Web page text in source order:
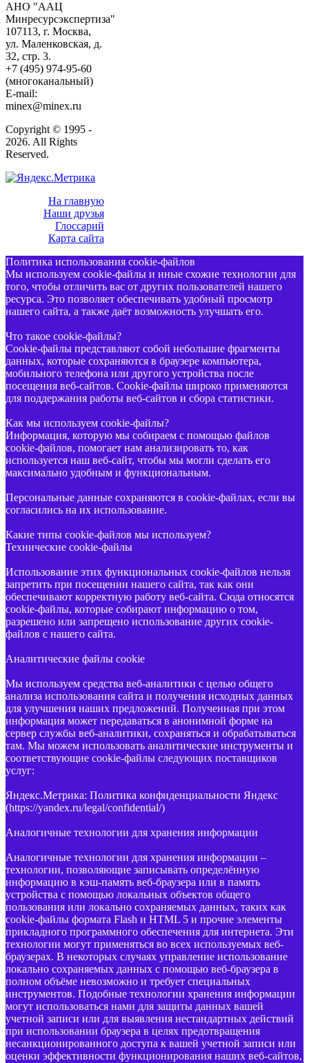
АНО "ААЦ
Минресурсэкспертиза"
107113, г. Москва,
ул. Маленковская, д.
32, стр. 3.
+7 (495) 974-95-60
(многоканальный)
E-mail:
minex@minex.ru
Copyright © 1995 -
2026. All Rights
Reserved.
На главную
Наши друзья
Глоссарий
Карта сайта
Политика использования cookie-файлов
Мы используем cookie-файлы и иные схожие технологии для
того, чтобы отличить вас от других пользователей нашего
ресурса. Это позволяет обеспечивать удобный просмотр
нашего сайта, а также даёт возможность улучшать его.
Что такое cookie-файлы?
Cookie-файлы представляют собой небольшие фрагменты
данных, которые сохраняются в браузере компьютера,
мобильного телефона или другого устройства после
посещения веб-сайтов. Cookie-файлы широко применяются
для поддержания работы веб-сайтов и сбора статистики.
Как мы используем cookie-файлы?
Информация, которую мы собираем с помощью файлов
cookie-файлов, помогает нам анализировать то, как
используется наш веб-сайт, чтобы мы могли сделать его
максимально удобным и функциональным.
Персональные данные сохраняются в cookie-файлах, если вы
согласились на их использование.
Какие типы cookie-файлов мы используем?
Технические cookie-файлы
Использование этих функциональных cookie-файлов нельзя
запретить при посещении нашего сайта, так как они
обеспечивают корректную работу веб-сайта. Сюда относятся
cookie-файлы, которые собирают информацию о том,
разрешено или запрещено использование других cookie-
файлов с нашего сайта.
Аналитические файлы cookie
Мы используем средства веб-аналитики с целью общего
анализа использования сайта и получения исходных данных
для улучшения наших предложений. Полученная при этом
информация может передаваться в анонимной форме на
сервер службы веб-аналитики, сохраняться и обрабатываться
там. Мы можем использовать аналитические инструменты и
соответствующие cookie-файлы следующих поставщиков
услуг:
Яндекс.Метрика: Политика конфиденциальности Яндекс
(https://yandex.ru/legal/confidential/)
Аналогичные технологии для хранения информации
Аналогичные технологии для хранения информации –
технологии, позволяющие записывать определённую
информацию в кэш-память веб-браузера или в память
устройства с помощью локальных объектов общего
пользования или локально сохраняемых данных, таких как
cookie-файлы формата Flash и HTML 5 и прочие элементы
прикладного программного обеспечения для интернета. Эти
технологии могут применяться во всех используемых веб-
браузерах. В некоторых случаях управление использование
локально сохраняемых данных с помощью веб-браузера в
полном объёме невозможно и требует специальных
инструментов. Подобные технологии хранения информации
могут использоваться нами для защиты данных вашей
учетной записи или для выявления нестандартных действий
при использовании браузера в целях предотвращения
несанкционированного доступа к вашей учетной записи или
оценки эффективности функционирования наших веб-сайтов,